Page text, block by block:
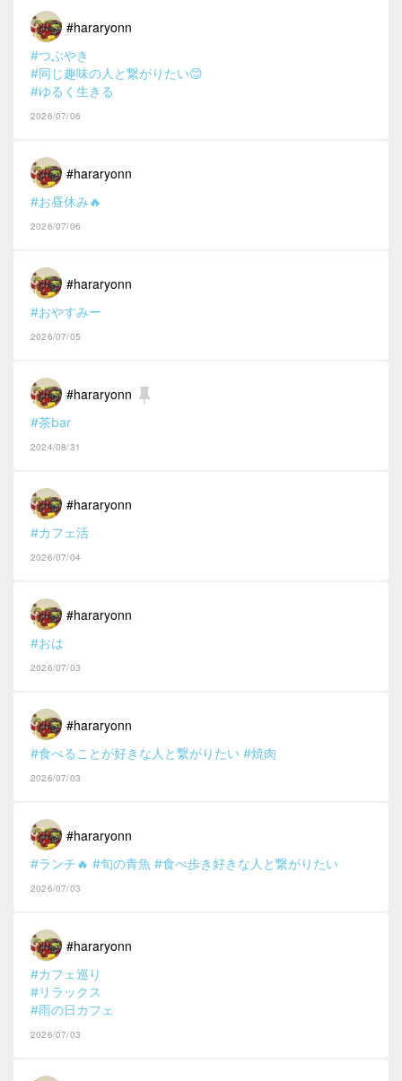
#hararyonn
#つぶやき
#同じ趣味の人と繋がりたい😊
#ゆるく生きる
2026/07/06
#hararyonn
#お昼休み🔥
2026/07/06
#hararyonn
#おやすみー
2026/07/05
#hararyonn
#茶bar
2024/08/31
#hararyonn
#カフェ活
2026/07/04
#hararyonn
#おは
2026/07/03
#hararyonn
#食べることが好きな人と繋がりたい #焼肉
2026/07/03
#hararyonn
#ランチ🔥 #旬の青魚 #食べ歩き好きな人と繋がりたい
2026/07/03
#hararyonn
#カフェ巡り
#リラックス
#雨の日カフェ
2026/07/03